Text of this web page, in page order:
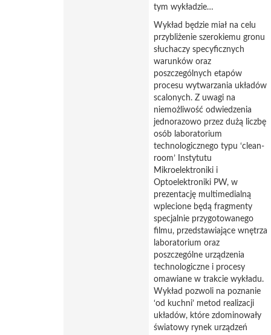
tym wykładzie…
Wykład będzie miał na celu
przybliżenie szerokiemu gronu
słuchaczy specyficznych
warunków oraz
poszczególnych etapów
procesu wytwarzania układów
scalonych. Z uwagi na
niemożliwość odwiedzenia
jednorazowo przez dużą liczbę
osób laboratorium
technologicznego typu ‘clean-
room’ Instytutu
Mikroelektroniki i
Optoelektroniki PW, w
prezentację multimedialną
wplecione będą fragmenty
specjalnie przygotowanego
filmu, przedstawiające wnętrza
laboratorium oraz
poszczególne urządzenia
technologiczne i procesy
omawiane w trakcie wykładu.
Wykład pozwoli na poznanie
‘od kuchni’ metod realizacji
układów, które zdominowały
światowy rynek urządzeń